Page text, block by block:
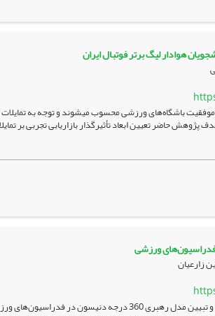
هوادار لیگ برتر فوتبال ایران
باشگاه‌های ورزشی محسوب می­شوند و توجه به تمایلات
پژوهش حاضر تعیین ابعاد تأثیرگذار بازاریابی
زارعیان
هدف: هدف پژوهش حاضر، بررسی برازش و تبیین مدل